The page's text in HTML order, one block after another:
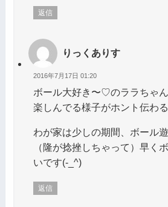
返信
りっくありす
2016年7月17日 01:20
ボール大好き〜♡のララちゃ
楽しんでる様子がホント伝わ
わが家は少しの期間、ボール
（隆が捻挫しちゃって）早く
いです(-_^)
返信